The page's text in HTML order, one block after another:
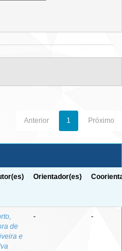
Anterior 1 Próximo
Orientador(es)
de
e
- -